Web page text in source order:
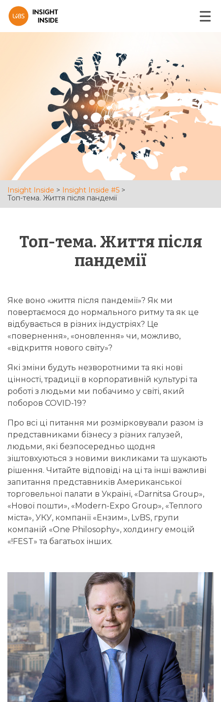
Insight Inside > Insight Inside #5 >
Топ-тема. Життя після пандемії
Топ-тема. Життя після
пандемії
Яке воно «життя після пандемії»? Як ми
повертаємося до нормального ритму та як це
відбувається в різних індустріях? Це
«повернення», «оновлення» чи, можливо,
«відкриття нового світу»?
Які зміни будуть незворотними та які нові
цінності, традиції в корпоративній культурі та
роботі з людьми ми побачимо у світі, який
поборов COVID-19?
Про всі ці питання ми розмірковували разом із
представниками бізнесу з різних галузей,
людьми, які безпосередньо щодня
зіштовхуються з новими викликами та шукають
рішення. Читайте відповіді на ці та інші важливі
запитання представників Американської
торговельної палати в Україні, «Darnitsa Group»,
«Нової пошти», «Modern-Expo Group», «Теплого
міста», УКУ, компанії «Ензим», LvBS, групи
компаній «One Philosophy», холдингу емоцій
«!FEST» та багатьох інших.